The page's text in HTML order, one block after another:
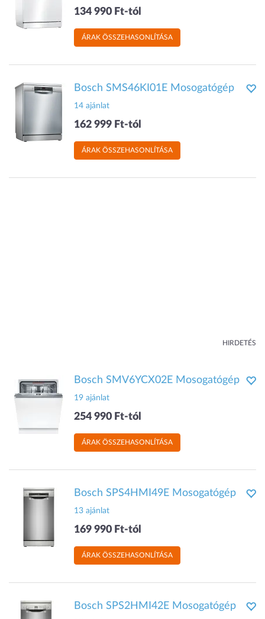
134 990 Ft-tól
ÁRAK ÖSSZEHASONLÍTÁSA
Bosch SMS46KI01E Mosogatógép
14 ajánlat
162 999 Ft-tól
ÁRAK ÖSSZEHASONLÍTÁSA
HIRDETÉS
Bosch SMV6YCX02E Mosogatógép
19 ajánlat
254 990 Ft-tól
ÁRAK ÖSSZEHASONLÍTÁSA
Bosch SPS4HMI49E Mosogatógép
13 ajánlat
169 990 Ft-tól
ÁRAK ÖSSZEHASONLÍTÁSA
Bosch SPS2HMI42E Mosogatógép